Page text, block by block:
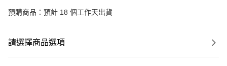
預購商品：預計 18 個工作天出貨
請選擇商品選項